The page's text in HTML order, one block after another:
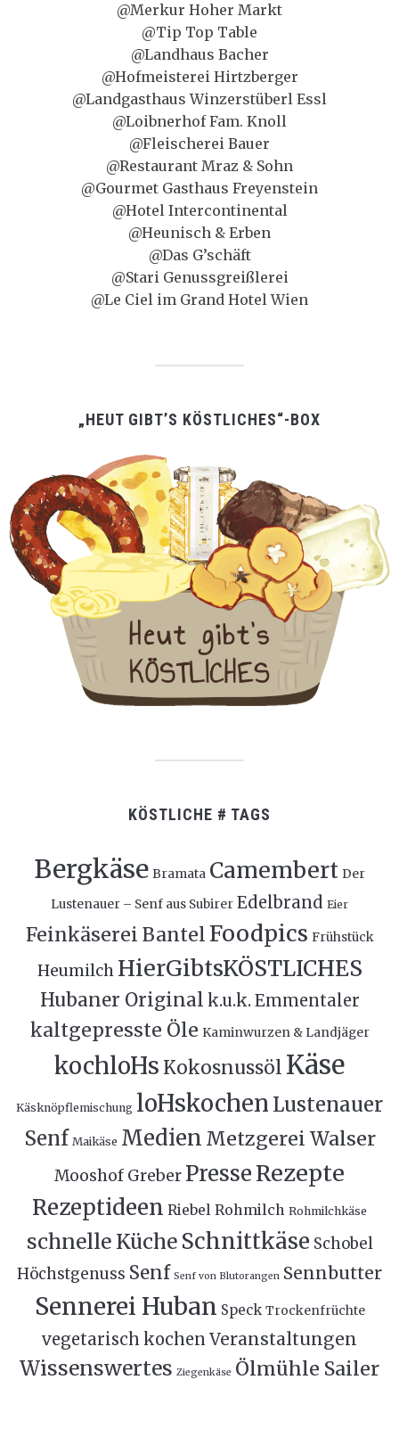
@Merkur Hoher Markt
@Tip Top Table
@Landhaus Bacher
@Hofmeisterei Hirtzberger
@Landgasthaus Winzerstüberl Essl
@Loibnerhof Fam. Knoll
@Fleischerei Bauer
@Restaurant Mraz & Sohn
@Gourmet Gasthaus Freyenstein
@Hotel Intercontinental
@Heunisch & Erben
@Das G’schäft
@Stari Genussgreißlerei
@Le Ciel im Grand Hotel Wien
„HEUT GIBT’S KÖSTLICHES“-BOX
KÖSTLICHE # TAGS
Bergkäse Bramata Camembert Der
Lustenauer – Senf aus Subirer Edelbrand Eier
Feinkäserei BantelFoodpics Frühstück
Heumilch HierGibtsKÖSTLICHES
Hubaner Original k.u.k. Emmentaler
kaltgepresste Öle Kaminwurzen & Landjäger
kochloHs Kokosnussöl Käse
Käsknöpflemischung loHskochen Lustenauer
Senf Maikäse Medien Metzgerei Walser
Mooshof Greber PresseRezepte
Rezeptideen Riebel Rohmilch Rohmilchkäse
schnelle Küche Schnittkäse Schobel
Höchstgenuss Senf Senf von Blutorangen Sennbutter
Sennerei Huban Speck Trockenfrüchte
vegetarisch kochen Veranstaltungen
Wissenswertes Ziegenkäse Ölmühle Sailer